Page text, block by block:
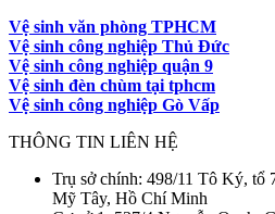
Vệ sinh văn phòng TPHCM
Vệ sinh công nghiệp Thủ Đức
Vệ sinh công nghiệp quận 9
Vệ sinh đèn chùm tại tphcm
Vệ sinh công nghiệp Gò Vấp
THÔNG TIN LIÊN HỆ
Trụ sở chính: 498/11 Tô Ký, tổ
Mỹ Tây, Hồ Chí Minh